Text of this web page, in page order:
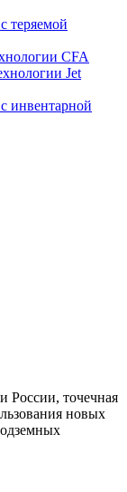
теряемой
CFA
Jet
инвентарной
России, точечная
новых